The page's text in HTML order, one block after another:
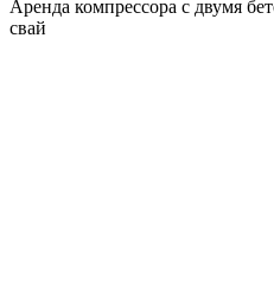
Аренда компрессора с двумя
свай